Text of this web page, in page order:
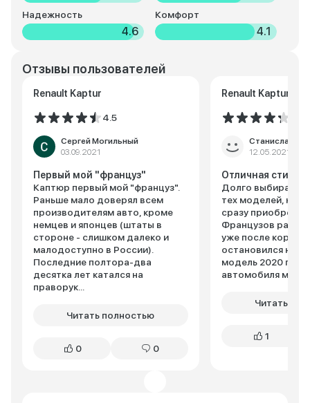
Надежность
4.6
Комфорт
4.1
Отзывы пользователей
Renault Kaptur
4.5
Сергей Могильный
03.09.2021
Первый мой "француз"
Каптюр первый мой "француз".
Раньше мало доверял всем
производителям авто, кроме
немцев и японцев (штаты в
стороне - слишком далеко и
малодоступно в России).
Последние полтора-два
десятка лет катался на
праворук...
Читать полностью
0 0
Renault Kaptur
Станислав
12.05.2021
Отличная
Долго выбирал
тех моделей,
сразу
Французов
уже после
остановился на
модель 2020
автомобиля мног...
Читать
1